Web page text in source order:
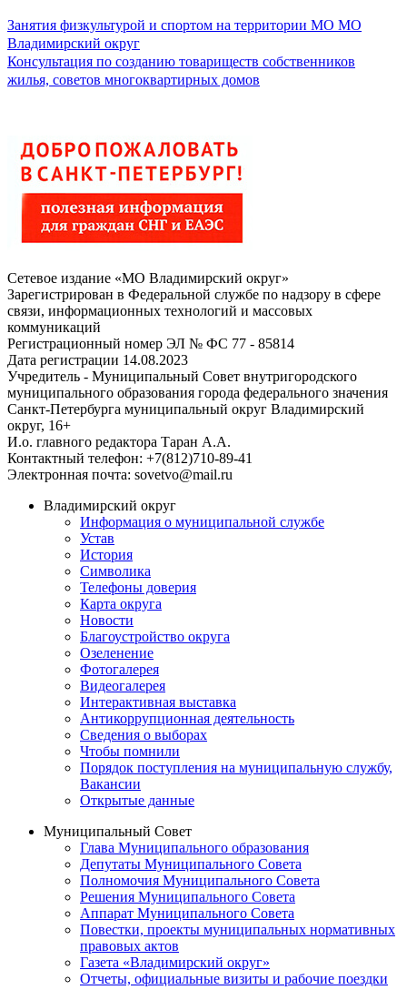
Занятия физкультурой и спортом на территории МО МО
Владимирский округ
Консультация по созданию товариществ собственников
жилья, советов многоквартирных домов
Сетевое издание «МО Владимирский округ»
Зарегистрирован в Федеральной службе по надзору в сфере
связи, информационных технологий и массовых
коммуникаций
Регистрационный номер ЭЛ № ФС 77 - 85814
Дата регистрации 14.08.2023
Учредитель - Муниципальный Совет внутригородского
муниципального образования города федерального значения
Санкт-Петербурга муниципальный округ Владимирский
округ, 16+
И.о. главного редактора Таран А.А.
Контактный телефон: +7(812)710-89-41
Электронная почта: sovetvo@mail.ru
Владимирский округ
Информация о муниципальной службе
Устав
История
Символика
Телефоны доверия
Карта округа
Новости
Благоустройство округа
Озеленение
Фотогалерея
Видеогалерея
Интерактивная выставка
Антикоррупционная деятельность
Сведения о выборах
Чтобы помнили
Порядок поступления на муниципальную службу,
Вакансии
Открытые данные
Муниципальный Совет
Глава Муниципального образования
Депутаты Муниципального Совета
Полномочия Муниципального Совета
Решения Муниципального Совета
Аппарат Муниципального Совета
Повестки, проекты муниципальных нормативных
правовых актов
Газета «Владимирский округ»
Отчеты, официальные визиты и рабочие поездки